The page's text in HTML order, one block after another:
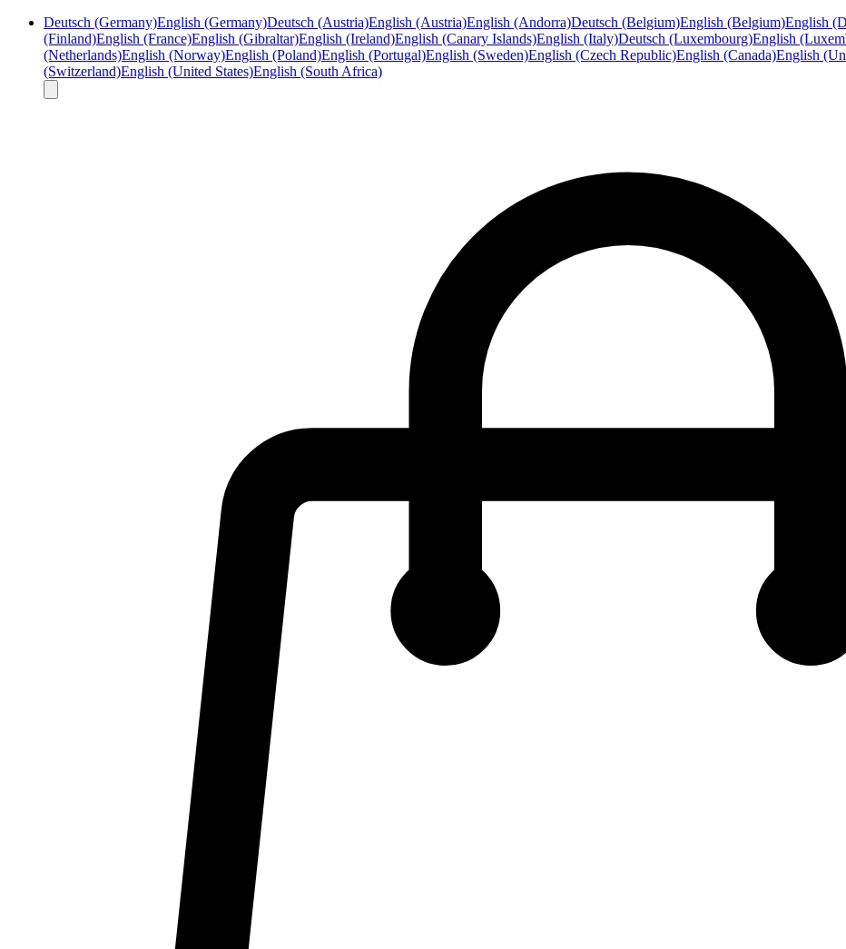
Deutsch (Germany)English (Germany)Deutsch (Austria)English (Austria)English (Andorra)Deutsch (Belgium)English (Belgium)English
(Finland)English (France)English (Gibraltar)English (Ireland)English (Canary Islands)English (Italy)Deutsch (Luxembourg)English
(Netherlands)English (Norway)English (Poland)English (Portugal)English (Sweden)English (Czech Republic)English (Canada)English
(Switzerland)English (United States)English (South Africa)